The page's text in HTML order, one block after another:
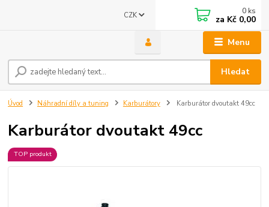
Menu
CZK
Hledat
0 ks
za Kč 0,00
Úvod Náhradní díly a tuning Karburátory Karburátor dvoutakt 49cc
Karburátor dvoutakt 49cc
TOP produkt